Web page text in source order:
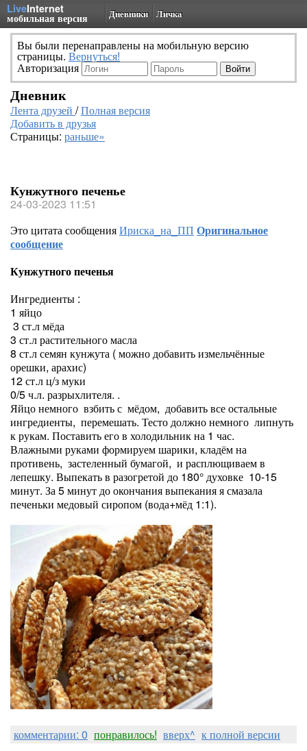
LiveInternet
мобильная версия Дневники Личка
Вы были перенаправлены на мобильную версию
страницы. Вернуться!
Авторизация
Дневник
Лента друзей /Полная версия
Добавить в друзья
Страницы: раньше»
Кунжутного печенье
24-03-2023 11:51
Это цитата сообщенияИриска_на_ПП Оригинальное
сообщение
Кунжутного печенья
Ингредиенты :
1 яйцо
3 ст.л мёда
3 ст.л растительного масла
8 ст.л семян кунжута ( можно добавить измельчённые
орешки, арахис)
12 ст.л ц/з муки
0/5 ч.л. разрыхлителя. .
Яйцо немного взбить с мёдом, добавить все остальные
ингредиенты, перемешать. Тесто должно немного липнуть
к рукам. Поставить его в холодильник на 1 час.
Влажными руками формируем шарики, кладём на
противень, застеленный бумагой, и расплющиваем в
лепешку. Выпекать в разогретой до 180° духовке 10-15
минут. За 5 минут до окончания выпекания я смазала
печеньки медовый сиропом (вода+мёд 1:1).
комментарии: 0 понравилось! вверх^ к полной версии